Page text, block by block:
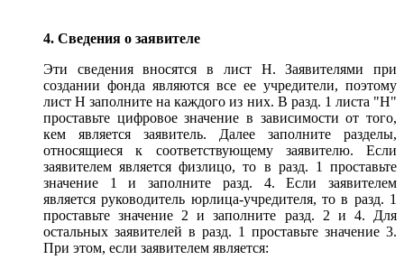
4. Сведения о заявителе
Эти сведения вносятся в лист Н. Заявителями при
создании фонда являются все ее учредители, поэтому
лист Н заполните на каждого из них. В разд. 1 листа "Н"
проставьте цифровое значение в зависимости от того,
кем является заявитель. Далее заполните разделы,
относящиеся к соответствующему заявителю. Если
заявителем является физлицо, то в разд. 1 проставьте
значение 1 и заполните разд. 4. Если заявителем
является руководитель юрлица-учредителя, то в разд. 1
проставьте значение 2 и заполните разд. 2 и 4. Для
остальных заявителей в разд. 1 проставьте значение 3.
При этом, если заявителем является: